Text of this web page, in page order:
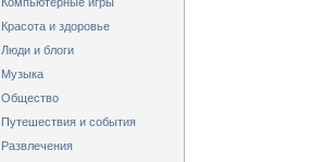
Красота и здоровье
Люди и блоги
Музыка
Общество
Путешествия и события
Развлечения